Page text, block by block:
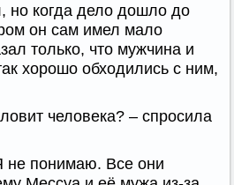
но когда дело дошло до
он сам имел мало
только, что мужчина и
хорошо обходились с ним,
человека? – спросила
не понимаю. Все они